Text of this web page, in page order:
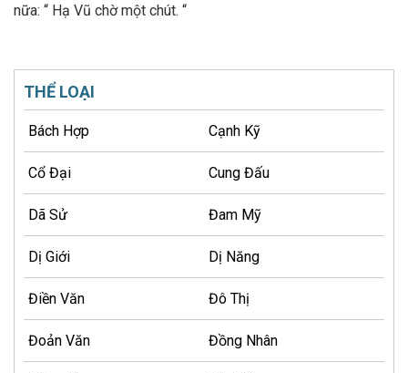
nữa: “ Hạ Vũ chờ một chút. “
THỂ LOẠI
Bách Hợp Cạnh Kỹ
Cổ Đại Cung Đấu
Dã Sử Đam Mỹ
Dị Giới Dị Năng
Điền Văn Đô Thị
Đoản Văn Đồng Nhân